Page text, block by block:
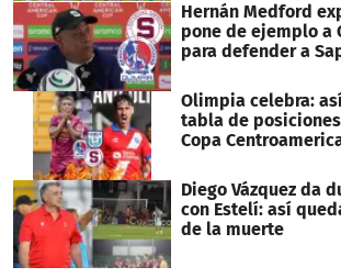
Hernán Medford
pone de ejemplo a
para defender a
Olimpia celebra:
tabla de
Copa
Diego Vázquez da
con Estelí: así
de la muerte